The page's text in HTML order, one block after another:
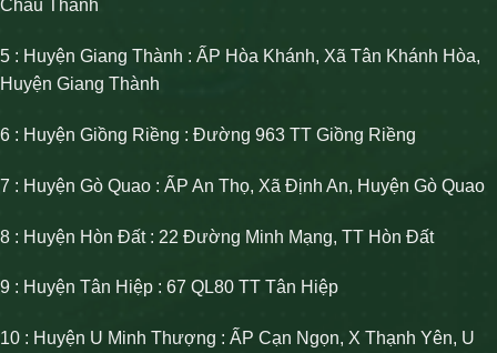
Châu Thành
5 : Huyện Giang Thành : ẤP Hòa Khánh, Xã Tân Khánh Hòa,
Huyện Giang Thành
6 : Huyện Giồng Riềng : Đường 963 TT Giồng Riềng
7 : Huyện Gò Quao : ẤP An Thọ, Xã Định An, Huyện Gò Quao
8 : Huyện Hòn Đất : 22 Đường Minh Mạng, TT Hòn Đất
9 : Huyện Tân Hiệp : 67 QL80 TT Tân Hiệp
10 : Huyện U Minh Thượng : ẤP Cạn Ngọn, X Thạnh Yên, U